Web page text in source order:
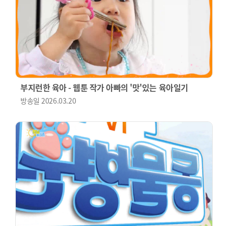
부지런한 육아 - 웹툰 작가 아빠의 '맛'있는 육아일기
방송일2026.03.20